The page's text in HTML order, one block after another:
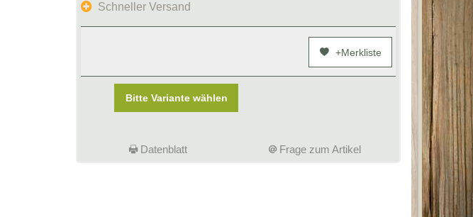
Schneller Versand
+Merkliste
Bitte Variante wählen
Datenblatt Frage zum Artikel